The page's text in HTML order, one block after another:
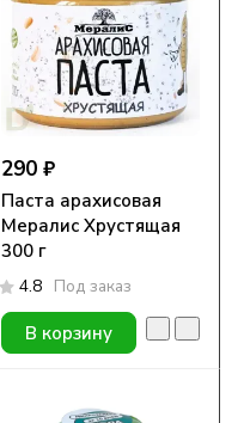
290 ₽
Паста арахисовая
Мералис Хрустящая
300 г
4.8 Под заказ
В корзину